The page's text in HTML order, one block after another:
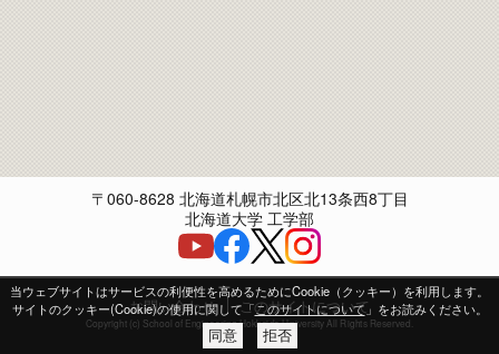
〒060-8628 北海道札幌市北区北13条西8丁目
北海道大学 工学部
Copyright (c) School of Engineering Hokkaido University All Rights Reserved.
お問い合わせ このサイトについて
当ウェブサイトはサービスの利便性を高めるためにCookie（クッキー）を利用します。
サイトのクッキー(Cookie)の使用に関して「このサイトについて」をお読みください。
同意 拒否